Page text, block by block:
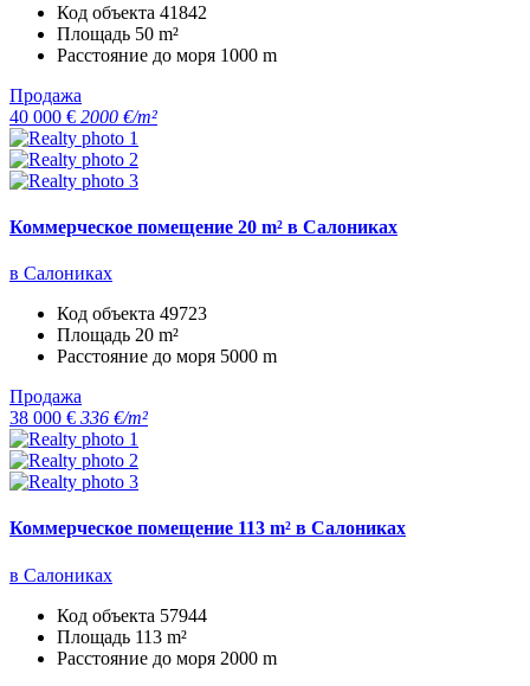
Код объекта 41842
Площадь 50 m²
Расстояние до моря 1000 m
Продажа
40 000 € 2000 €/m²
Коммерческое помещение 20 m² в Салониках
в Салониках
Код объекта 49723
Площадь 20 m²
Расстояние до моря 5000 m
Продажа
38 000 € 336 €/m²
Коммерческое помещение 113 m² в Салониках
в Салониках
Код объекта 57944
Площадь 113 m²
Расстояние до моря 2000 m